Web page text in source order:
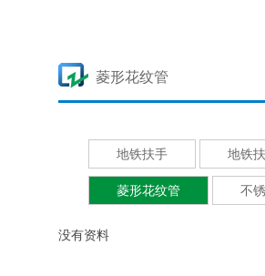
菱形花纹管
地铁扶手 地铁
菱形花纹管 不
没有资料